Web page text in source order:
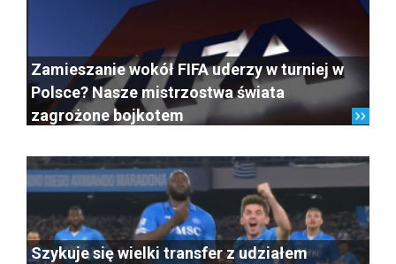
Zamieszanie wokół FIFA uderzy w turniej w
Polsce? Nasze mistrzostwa świata
zagrożone bojkotem
Szykuje się wielki transfer z udziałem